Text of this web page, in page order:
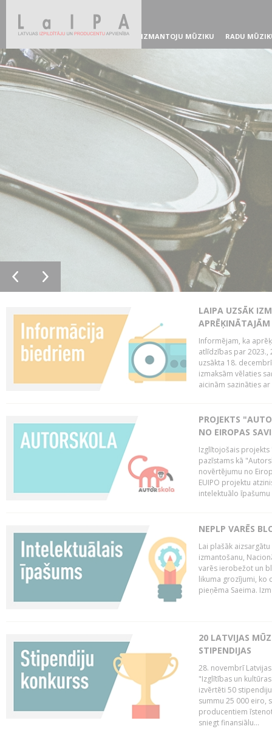
IZMANTOJU MŪZIKU RADU
LAIPA UZSĀK
Informējam, ka
atlīdzības par 2023.,
uzsākta 18.
izmaksām vēlaties
aicinām sazināties
PROJEKTS
NO EIROPAS
Izglītojošais projekts
pazīstams kā
novērtējumu no
EUIPO projektu
intelektuālo
NEPLP VARĒS
Lai plašāk
izmantošanu,
varēs ierobežot un
likuma grozījumi, ko
pieņēma Saeima.
20 LATVIJAS
STIPENDIJAS
28. novembrī
"Izglītības un
izvērtēti 50
summu 25 000 eiro,
producentiem
sniegt finansiālu...